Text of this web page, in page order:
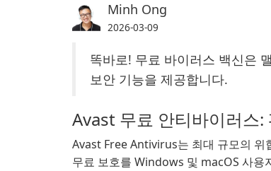
Minh Ong
2026-03-09
똑바로! 무료 바이러스 백신은
보안 기능을 제공합니다.
Avast 무료 안티바이러스:
Avast Free Antivirus는 최대 규모의 위
무료 보호를 Windows 및 macOS 사용